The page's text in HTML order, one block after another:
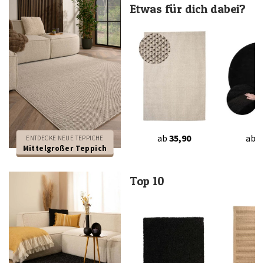
ENTDECKE NEUE TEPPICHE
Mittelgroßer Teppich
Etwas für dich dabei?
ab 35,90 ab
Top 10